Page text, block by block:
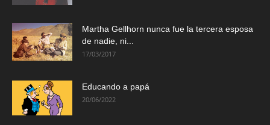
Martha Gellhorn nunca fue la tercera esposa
de nadie, ni...
17/03/2017
Educando a papá
20/06/2022